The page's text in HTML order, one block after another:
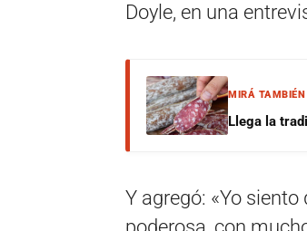
Doyle, en una
MIRÁ TAMBIÉN
Llega la
Y agregó: «Yo